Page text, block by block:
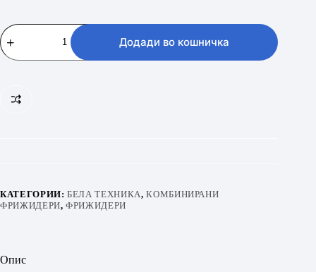
VIVAX
HOME
DD-
Додади во кошничка
КАТЕГОРИИ:БЕЛА ТЕХНИКА,КОМБИНИРАНИ
ФРИЖИДЕРИ,ФРИЖИДЕРИ
Опис